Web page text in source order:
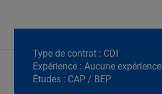
Type de contrat : CDI
Expérience : Aucune expérience
Études : CAP / BEP